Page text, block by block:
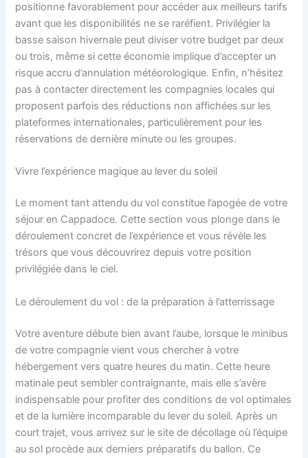
positionne favorablement pour accéder aux meilleurs tarifs
avant que les disponibilités ne se raréfient. Privilégier la
basse saison hivernale peut diviser votre budget par deux
ou trois, même si cette économie implique d’accepter un
risque accru d’annulation météorologique. Enfin, n’hésitez
pas à contacter directement les compagnies locales qui
proposent parfois des réductions non affichées sur les
plateformes internationales, particulièrement pour les
réservations de dernière minute ou les groupes.
Vivre l’expérience magique au lever du soleil
Le moment tant attendu du vol constitue l’apogée de votre
séjour en Cappadoce. Cette section vous plonge dans le
déroulement concret de l’expérience et vous révèle les
trésors que vous découvrirez depuis votre position
privilégiée dans le ciel.
Le déroulement du vol : de la préparation à l’atterrissage
Votre aventure débute bien avant l’aube, lorsque le minibus
de votre compagnie vient vous chercher à votre
hébergement vers quatre heures du matin. Cette heure
matinale peut sembler contraignante, mais elle s’avère
indispensable pour profiter des conditions de vol optimales
et de la lumière incomparable du lever du soleil. Après un
court trajet, vous arrivez sur le site de décollage où l’équipe
au sol procède aux derniers préparatifs du ballon. Ce